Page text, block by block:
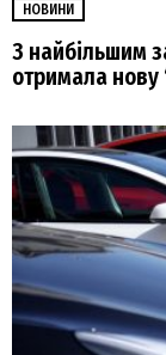
НОВИНИ
З найбільшим
отримала нову